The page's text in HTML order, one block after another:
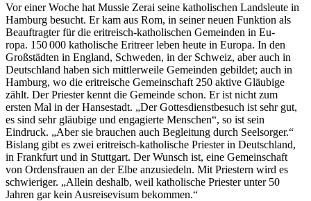
Vor einer Woche hat Mussie Zerai seine katholischen Landsleute in
Hamburg besucht. Er kam aus Rom, in seiner neuen Funktion als
Beauftragter für die eri­treisch-katholischen Gemeinden in Eu-
ropa. 150 000 katholische Eritreer leben heute in Europa. In den
Großstädten in England, Schweden, in der Schweiz, aber auch in
Deutschland haben sich mittlerweile Gemeinden gebildet; auch in
Hamburg, wo die eritreische Gemeinschaft 250 aktive Gläubige
zählt. Der Priester kennt die Gemeinde schon. Er ist nicht zum
ersten Mal in der Hansestadt. „Der Gottesdienstbesuch ist sehr gut,
es sind sehr gläubige und engagierte Menschen“, so ist sein
Eindruck. „Aber sie brauchen auch Begleitung durch Seelsorger.“
Bislang gibt es zwei eritreisch-katholische Priester in Deutschland,
in Frankfurt und in Stuttgart. Der Wunsch ist, eine Gemeinschaft
von Ordensfrauen an der Elbe anzusiedeln. Mit Priestern wird es
schwieriger. „Allein deshalb, weil katholische Priester unter 50
Jahren gar kein Ausreisevisum bekommen.“